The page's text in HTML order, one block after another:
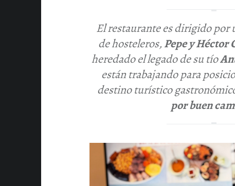
El restaurante es dirigido por
de hosteleros, Pepe y Héctor
heredado el legado de su tío
están trabajando para
destino turístico
por buen